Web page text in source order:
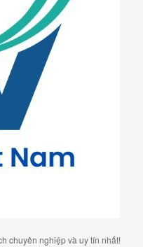
chuyên nghiệp và uy tín nhất!